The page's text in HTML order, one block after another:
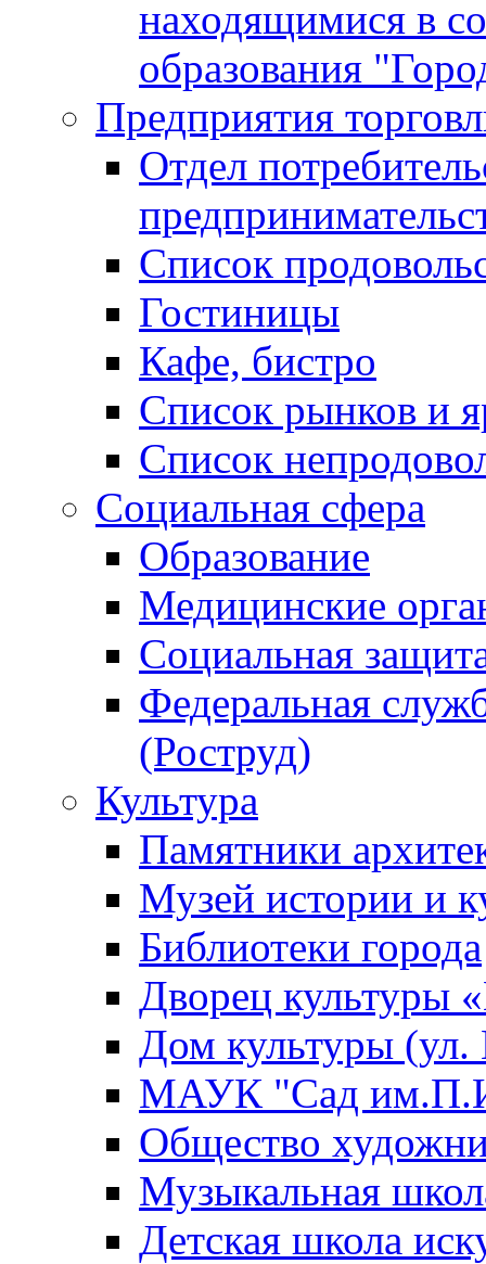
находящимися в
образования
Предприятия
Отдел
Список
Гостиницы
Кафе, бистро
Cписок рынков и
Список
Социальная сфера
Образование
Медицинские
Социальная
Федеральная
(Роструд)
Культура
Памятники
Музей истории и
Библиотеки города
Дворец культуры
Дом культуры (ул.
МАУК "Сад
Общество
Музыкальная
Детская школа